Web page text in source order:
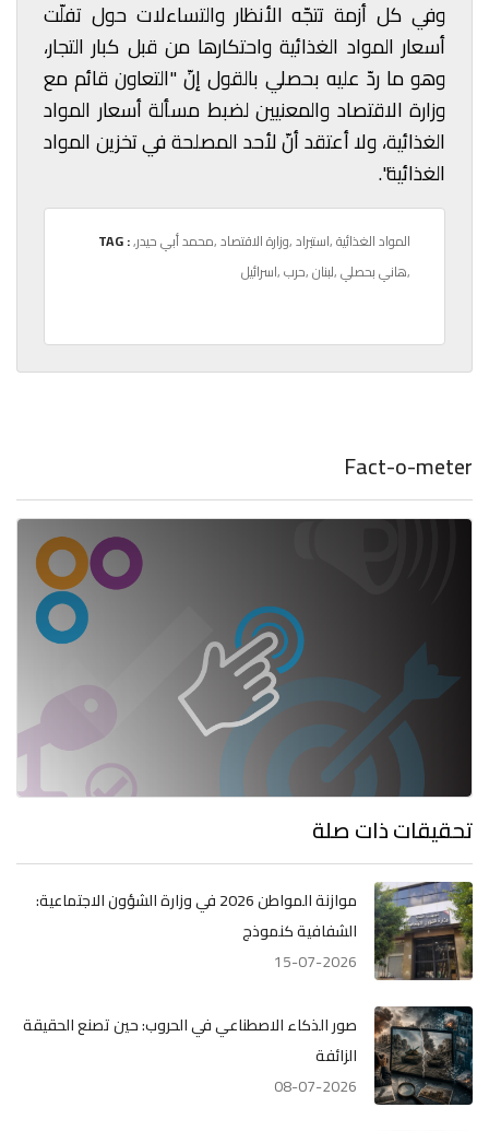
وفي كل أزمة تتجّه الأنظار والتساءلات حول تفلّت
أسعار المواد الغذائية واحتكارها من قبل كبار التجار،
وهو ما ردّ عليه بحصلي بالقول إنّ "التعاون قائم مع
وزارة الاقتصاد والمعنيين لضبط مسألة أسعار المواد
الغذائية، ولا أعتقد أنّ لأحد المصلحة في تخزين المواد
الغذائية".
TAG : ,المواد الغذائية,استيراد,وزارة الاقتصاد,محمد أبي حيدر
,هاني بحصلي,لبنان,حرب,اسرائيل
Fact-o-meter
تحقيقات ذات صلة
موازنة المواطن 2026 في وزارة الشؤون الاجتماعية:
الشفافية كنموذج
15-07-2026
صور الذكاء الاصطناعي في الحروب: حين تصنع الحقيقة
الزائفة
08-07-2026